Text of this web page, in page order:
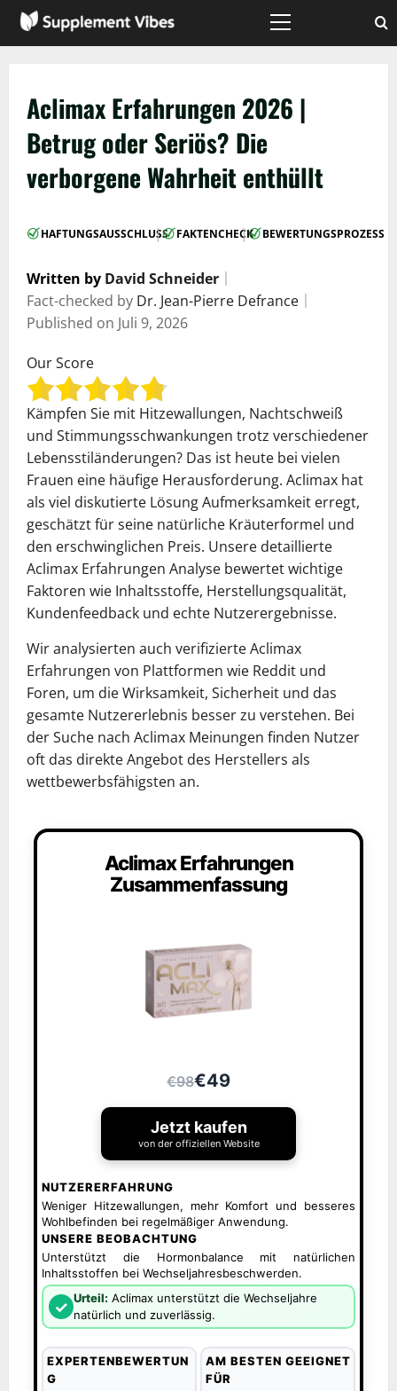
Zum
Inhalt
Hauptmenü
Aclimax Erfahrungen 2026 |
Betrug oder Seriös? Die
verborgene Wahrheit enthüllt
HAFTUNGSAUSSCHLUSS
| FAKTENCHECK
| BEWERTUNGSPROZESS
Written by David Schneider
Fact-checked by Dr. Jean-Pierre Defrance
Published on Juli 9, 2026
Our Score
Kämpfen Sie mit Hitzewallungen, Nachtschweiß
und Stimmungsschwankungen trotz verschiedener
Lebensstiländerungen? Das ist heute bei vielen
Frauen eine häufige Herausforderung. Aclimax hat
als viel diskutierte Lösung Aufmerksamkeit erregt,
geschätzt für seine natürliche Kräuterformel und
den erschwinglichen Preis. Unsere detaillierte
Aclimax Erfahrungen Analyse bewertet wichtige
Faktoren wie Inhaltsstoffe, Herstellungsqualität,
Kundenfeedback und echte Nutzerergebnisse.
Wir analysierten auch verifizierte Aclimax
Erfahrungen von Plattformen wie Reddit und
Foren, um die Wirksamkeit, Sicherheit und das
gesamte Nutzererlebnis besser zu verstehen. Bei
der Suche nach Aclimax Meinungen finden Nutzer
oft das direkte Angebot des Herstellers als
wettbewerbsfähigsten an.
Aclimax Erfahrungen
Zusammenfassung
€98€49
Jetzt kaufen
von der offiziellen Website
NUTZERERFAHRUNG
Weniger Hitzewallungen, mehr Komfort und besseres
Wohlbefinden bei regelmäßiger Anwendung.
UNSERE BEOBACHTUNG
Unterstützt die Hormonbalance mit natürlichen
Inhaltsstoffen bei Wechseljahresbeschwerden.
✓ Urteil: Aclimax unterstützt die Wechseljahre
natürlich und zuverlässig.
EXPERTENBEWERTUN
G
AM BESTEN GEEIGNET
FÜR